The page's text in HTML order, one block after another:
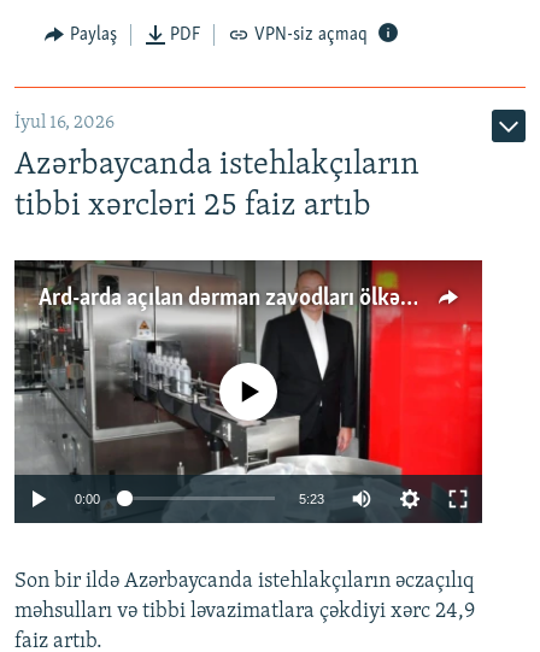
Paylaş PDF VPN-siz açmaq
İyul 16, 2026
Azərbaycanda istehlakçıların
tibbi xərcləri 25 faiz artıb
Ard-arda açılan dərman zavodları ölkənin tələbatını ödəyirmi?
Auto 240p 360p 480p
No media source currently available
0:00 5:23
360p
480p
Son bir ildə Azərbaycanda istehlakçıların əczaçılıq
məhsulları və tibbi ləvazimatlara çəkdiyi xərc 24,9
faiz artıb.